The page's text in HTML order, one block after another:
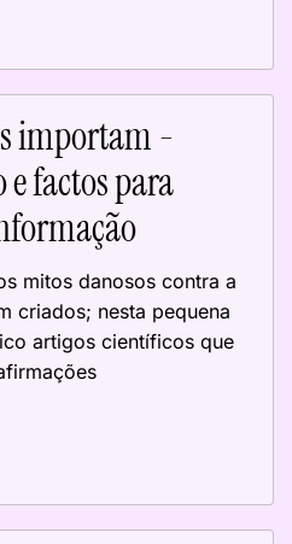
importam -
factos para
mitos danosos contra a
criados; nesta pequena
artigos científicos que